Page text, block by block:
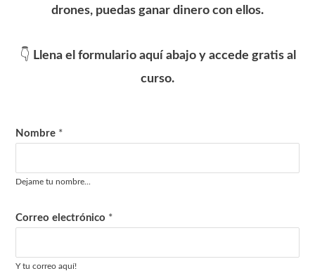
drones, puedas ganar dinero con ellos.
👇 Llena el formulario aquí abajo y accede gratis al
curso.
N
m
r
e
Nombre *
Dejame tu nombre...
Correo electrónico *
Y tu correo aquí!